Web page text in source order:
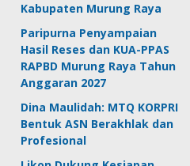
Kabupaten Murung Raya
Paripurna Penyampaian
Hasil Reses dan KUA-PPAS
RAPBD Murung Raya Tahun
Anggaran 2027
Dina Maulidah: MTQ KORPRI
Bentuk ASN Berakhlak dan
Profesional